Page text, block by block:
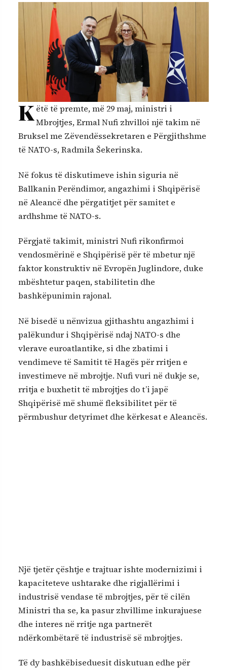
K ëtë të premte, më 29 maj, ministri i
Mbrojtjes, Ermal Nufi zhvilloi një takim në
Bruksel me Zëvendëssekretaren e Përgjithshme
të NATO-s, Radmila Šekerinska.
Në fokus të diskutimeve ishin siguria në
Ballkanin Perëndimor, angazhimi i Shqipërisë
në Aleancë dhe përgatitjet për samitet e
ardhshme të NATO-s.
Përgjatë takimit, ministri Nufi rikonfirmoi
vendosmërinë e Shqipërisë për të mbetur një
faktor konstruktiv në Evropën Juglindore, duke
mbështetur paqen, stabilitetin dhe
bashkëpunimin rajonal.
Në bisedë u nënvizua gjithashtu angazhimi i
palëkundur i Shqipërisë ndaj NATO-s dhe
vlerave euroatlantike, si dhe zbatimi i
vendimeve të Samitit të Hagës për rritjen e
investimeve në mbrojtje. Nufi vuri në dukje se,
rritja e buxhetit të mbrojtjes do t’i japë
Shqipërisë më shumë fleksibilitet për të
përmbushur detyrimet dhe kërkesat e Aleancës.
Një tjetër çështje e trajtuar ishte modernizimi i
kapaciteteve ushtarake dhe rigjallërimi i
industrisë vendase të mbrojtjes, për të cilën
Ministri tha se, ka pasur zhvillime inkurajuese
dhe interes në rritje nga partnerët
ndërkombëtarë të industrisë së mbrojtjes.
Të dy bashkëbiseduesit diskutuan edhe për